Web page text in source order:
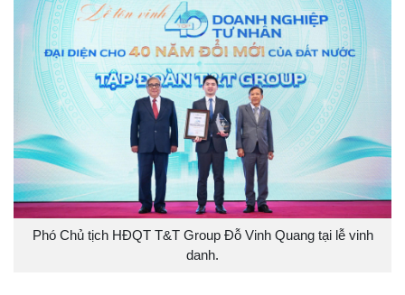
Phó Chủ tịch HĐQT T&T Group Đỗ Vinh Quang tại lễ vinh
danh.